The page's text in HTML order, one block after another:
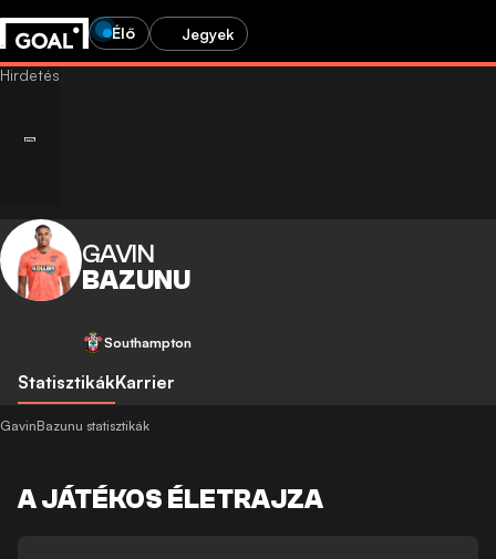
Élő Jegyek
GAVIN
BAZUNU
Southampton
StatisztikákKarrier
GavinBazunu statisztikák
A JÁTÉKOS ÉLETRAJZA